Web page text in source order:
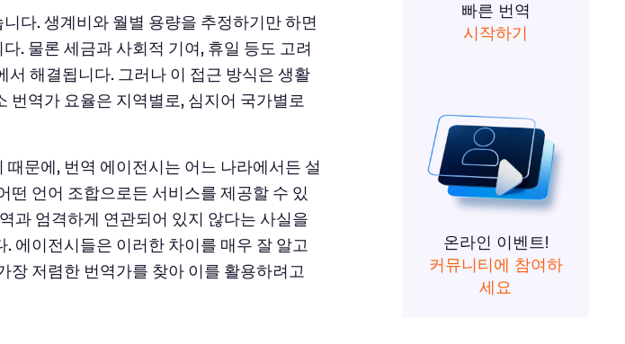
다. 생계비와 월별 용량을 추정하기만 하면
. 물론 세금과 사회적 기여, 휴일 등도 고려
서 해결됩니다. 그러나 이 접근 방식은 생활
번역가 요율은 지역별로, 심지어 국가별로
문에, 번역 에이전시는 어느 나라에서든 설
떤 언어 조합으로든 서비스를 제공할 수 있
과 엄격하게 연관되어 있지 않다는 사실을
에이전시들은 이러한 차이를 매우 잘 알고
장 저렴한 번역가를 찾아 이를 활용하려고
빠른 번역
시작하기
온라인 이벤트!
커뮤니티에 참여하
세요